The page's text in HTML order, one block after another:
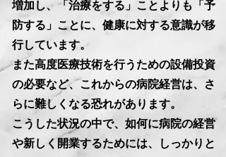
増加し、「治療をする」ことよりも「予
防する」ことに、健康に対する意識が移
行しています。
また高度医療技術を行うための設備投資
の必要など、これからの病院経営は、さ
らに難しくなる恐れがあります。
こうした状況の中で、如何に病院の経営
や新しく開業するためには、しっかりと